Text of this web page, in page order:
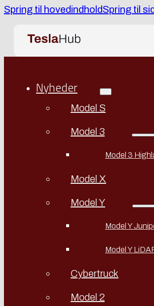
Spring til hovedindholdSpring til
Nyheder
Model S
Model 3
Model 3
Model X
Model Y
Model Y
Model Y
Cybertruck
Model 2